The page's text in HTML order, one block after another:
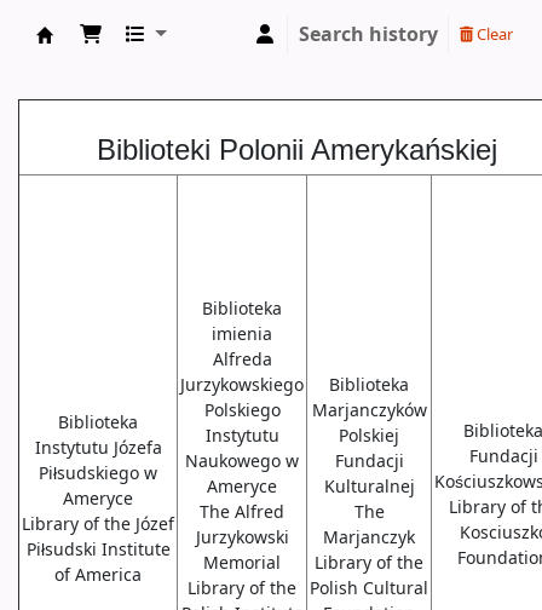
Search history Clear
Biblioteki Polonii Amerykańskiej
Biblioteka
Instytutu Józefa
Piłsudskiego w
Ameryce
Library of the Józef
Piłsudski Institute
of America
Biblioteka
imienia
Alfreda
Jurzykowskiego
Polskiego
Instytutu
Naukowego w
Ameryce
The Alfred
Jurzykowski
Memorial
Library of the
Biblioteka
Marjanczyków
Polskiej
Fundacji
Kulturalnej
The
Marjanczyk
Library of the
Polish Cultural
Biblioteka
Fundacji
Library of